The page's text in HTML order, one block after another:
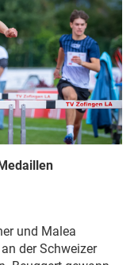
und Malea
der Schweizer